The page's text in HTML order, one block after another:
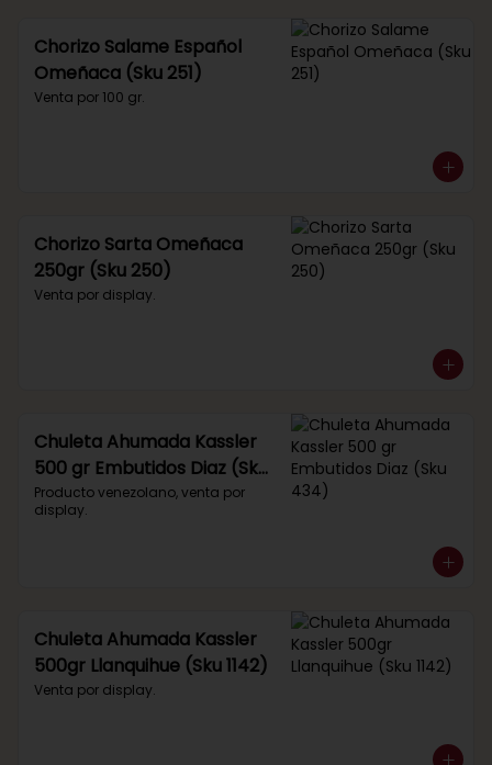
Chorizo Salame Español
Omeñaca (Sku 251)
Venta por 100 gr.
Chorizo Sarta Omeñaca
250gr (Sku 250)
Venta por display.
Chuleta Ahumada Kassler
500 gr Embutidos Diaz (Sku
434)
Producto venezolano, venta por
display.
Chuleta Ahumada Kassler
500gr Llanquihue (Sku 1142)
Venta por display.